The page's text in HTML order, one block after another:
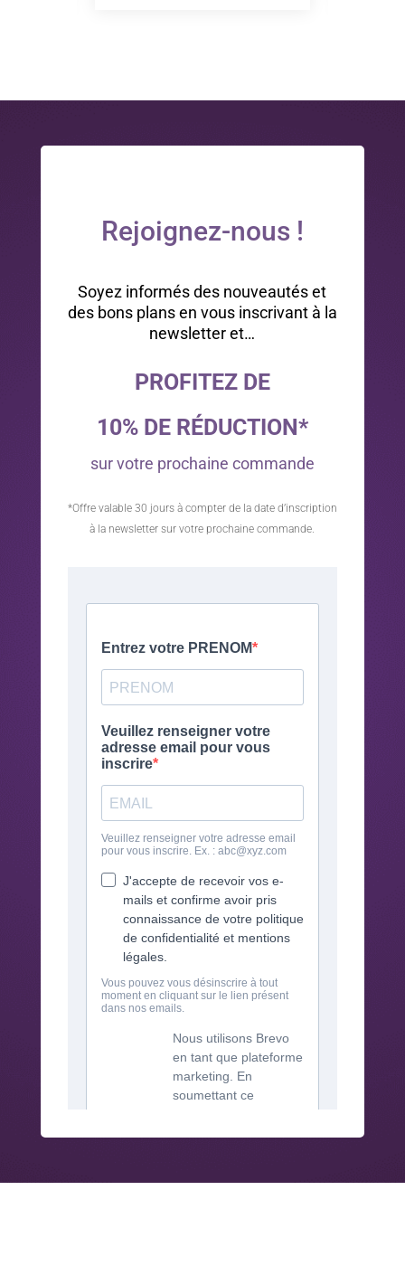
Rejoignez-nous !
Soyez informés des nouveautés et
des bons plans en vous inscrivant à la
newsletter et…
PROFITEZ DE
10% DE RÉDUCTION*
sur votre prochaine commande
*Offre valable 30 jours à compter de la date d’inscription
à la newsletter sur votre prochaine commande.